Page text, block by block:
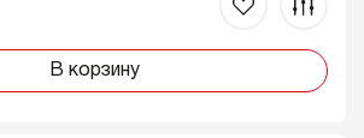
В корзину